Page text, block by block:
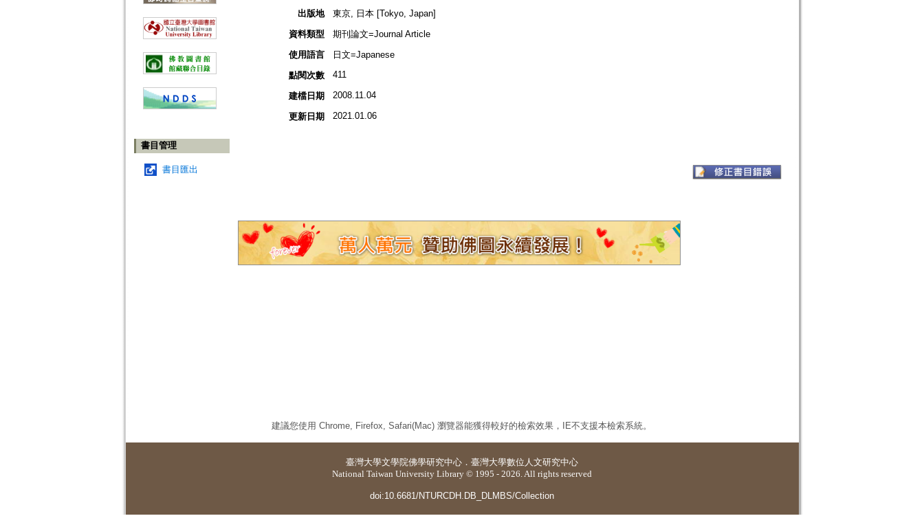
書目管理
書目匯出
出版地
東京, 日本 [Tokyo, Japan]
資料類型
期刊論文=Journal Article
使用語言
日文=Japanese
點閱次數
411
建檔日期 2008.11.04
更新日期 2021.01.06
建議您使用 Chrome, Firefox, Safari(Mac) 瀏覽器能獲得較好的檢索效果，IE不支援本檢索系統。
臺灣大學文學院佛學研究中心 ． 臺灣大學數位人文研究中心
National Taiwan University Library © 1995 - 2026. All rights reserved
doi:10.6681/NTURCDH.DB_DLMBS/Collection